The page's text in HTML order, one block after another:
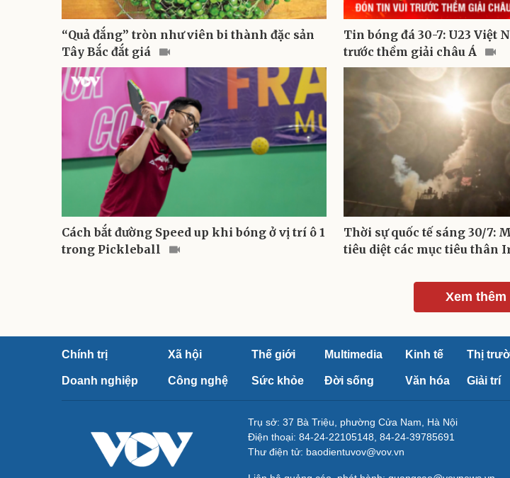
“Quả đắng” tròn như viên bi thành đặc sản
Tây Bắc đắt giá
Tin bóng đá 30-7: U23 Việt
trước thềm giải châu Á
Cách bắt đường Speed up khi bóng ở vị trí ô 1
trong Pickleball
Thời sự quốc tế sáng 30/7:
tiêu diệt các mục tiêu thân
Xem thêm
Chính trị Xã hội Thế giới Multimedia Kinh tế Thị
Doanh nghiệp Công nghệ Sức khỏe Đời sống Văn hóa Giải trí
Trụ sở: 37 Bà Triệu, phường Cửa Nam, Hà Nội
Điện thoại: 84-24-22105148, 84-24-39785691
Thư điện tử: baodientuvov@vov.vn